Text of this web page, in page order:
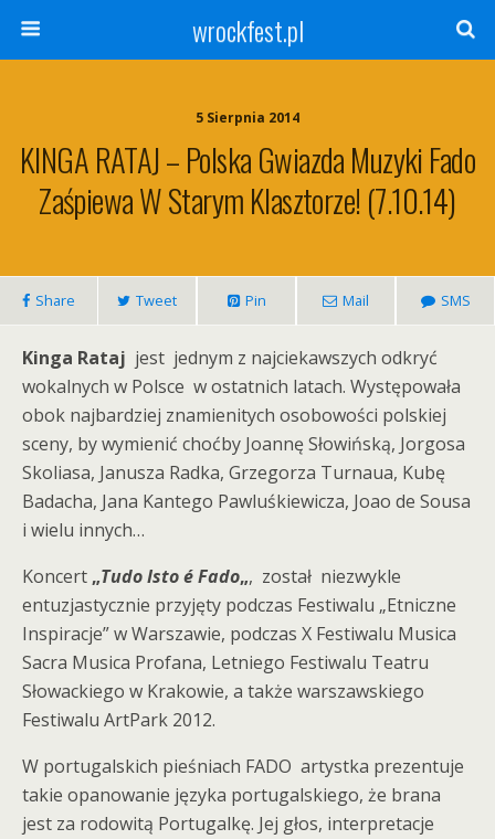
wrockfest.pl
5 Sierpnia 2014
KINGA RATAJ – Polska Gwiazda Muzyki Fado
Zaśpiewa W Starym Klasztorze! (7.10.14)
Share Tweet Pin Mail SMS
Kinga Rataj jest jednym z najciekawszych odkryć
wokalnych w Polsce w ostatnich latach. Występowała
obok najbardziej znamienitych osobowości polskiej
sceny, by wymienić choćby Joannę Słowińską, Jorgosa
Skoliasa, Janusza Radka, Grzegorza Turnaua, Kubę
Badacha, Jana Kantego Pawluśkiewicza, Joao de Sousa
i wielu innych…
Koncert „Tudo Isto é Fado„, został niezwykle
entuzjastycznie przyjęty podczas Festiwalu „Etniczne
Inspiracje” w Warszawie, podczas X Festiwalu Musica
Sacra Musica Profana, Letniego Festiwalu Teatru
Słowackiego w Krakowie, a także warszawskiego
Festiwalu ArtPark 2012.
W portugalskich pieśniach FADO artystka prezentuje
takie opanowanie języka portugalskiego, że brana
jest za rodowitą Portugalkę. Jej głos, interpretacje